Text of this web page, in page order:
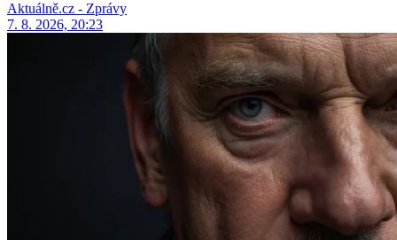
Aktuálně.cz - Zprávy
7. 8. 2026, 20:23